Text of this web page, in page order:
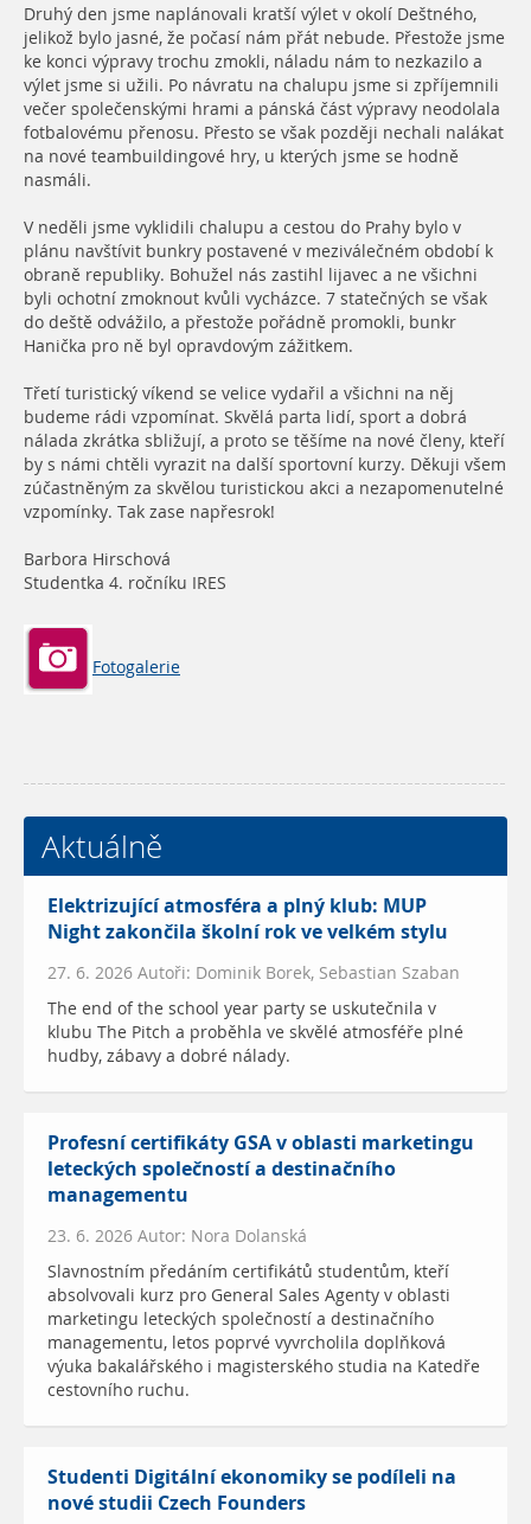
Druhý den jsme naplánovali kratší výlet v okolí Deštného,
jelikož bylo jasné, že počasí nám přát nebude. Přestože jsme
ke konci výpravy trochu zmokli, náladu nám to nezkazilo a
výlet jsme si užili. Po návratu na chalupu jsme si zpříjemnili
večer společenskými hrami a pánská část výpravy neodolala
fotbalovému přenosu. Přesto se však později nechali nalákat
na nové teambuildingové hry, u kterých jsme se hodně
nasmáli.
V neděli jsme vyklidili chalupu a cestou do Prahy bylo v
plánu navštívit bunkry postavené v meziválečném období k
obraně republiky. Bohužel nás zastihl lijavec a ne všichni
byli ochotní zmoknout kvůli vycházce. 7 statečných se však
do deště odvážilo, a přestože pořádně promokli, bunkr
Hanička pro ně byl opravdovým zážitkem.
Třetí turistický víkend se velice vydařil a všichni na něj
budeme rádi vzpomínat. Skvělá parta lidí, sport a dobrá
nálada zkrátka sbližují, a proto se těšíme na nové členy, kteří
by s námi chtěli vyrazit na další sportovní kurzy. Děkuji všem
zúčastněným za skvělou turistickou akci a nezapomenutelné
vzpomínky. Tak zase napřesrok!
Barbora Hirschová
Studentka 4. ročníku IRES
Fotogalerie
Aktuálně
Elektrizující atmosféra a plný klub: MUP
Night zakončila školní rok ve velkém stylu
27. 6. 2026 Autoři: Dominik Borek, Sebastian Szaban
The end of the school year party se uskutečnila v
klubu The Pitch a proběhla ve skvělé atmosféře plné
hudby, zábavy a dobré nálady.
Profesní certifikáty GSA v oblasti marketingu
leteckých společností a destinačního
managementu
23. 6. 2026 Autor: Nora Dolanská
Slavnostním předáním certifikátů studentům, kteří
absolvovali kurz pro General Sales Agenty v oblasti
marketingu leteckých společností a destinačního
managementu, letos poprvé vyvrcholila doplňková
výuka bakalářského i magisterského studia na Katedře
cestovního ruchu.
Studenti Digitální ekonomiky se podíleli na
nové studii Czech Founders